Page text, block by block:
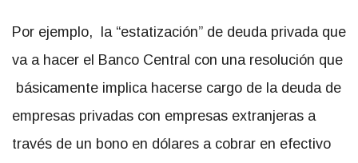
Por ejemplo, la “estatización” de deuda privada que
va a hacer el Banco Central con una resolución que
básicamente implica hacerse cargo de la deuda de
empresas privadas con empresas extranjeras a
través de un bono en dólares a cobrar en efectivo